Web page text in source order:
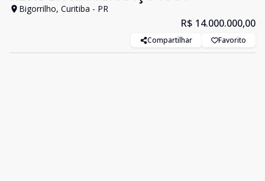
Bigorrilho, Curitiba - PR
R$ 14.000.000,00
Compartilhar Favorito